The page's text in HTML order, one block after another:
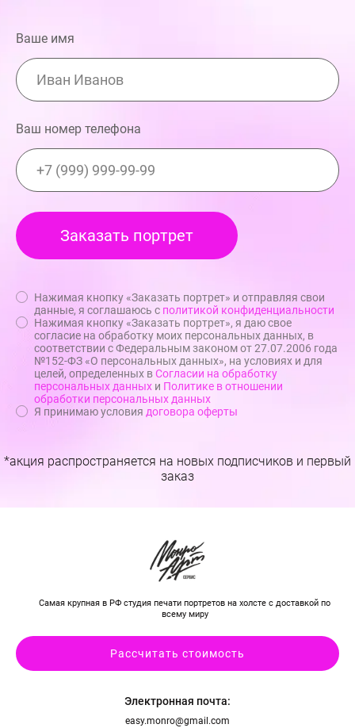
Ваше имя
Ваш номер телефона
Нажимая кнопку «Заказать портрет» и отправляя свои
данные, я соглашаюсь с политикой конфиденциальности
Нажимая кнопку «Заказать портрет», я даю свое
согласие на обработку моих персональных данных, в
соответствии с Федеральным законом от 27.07.2006 года
№152-ФЗ «О персональных данных», на условиях и для
целей, определенных вСогласии на обработку
персональных данных и Политике в отношении
обработки персональных данных
Я принимаю условия договора оферты
*акция распространяется на новых подписчиков и первый
заказ
Самая крупная в РФ студия печати портретов на холсте с доставкой по
всему миру
Рассчитать стоимость
Электронная почта:
easy.monro@gmail.com